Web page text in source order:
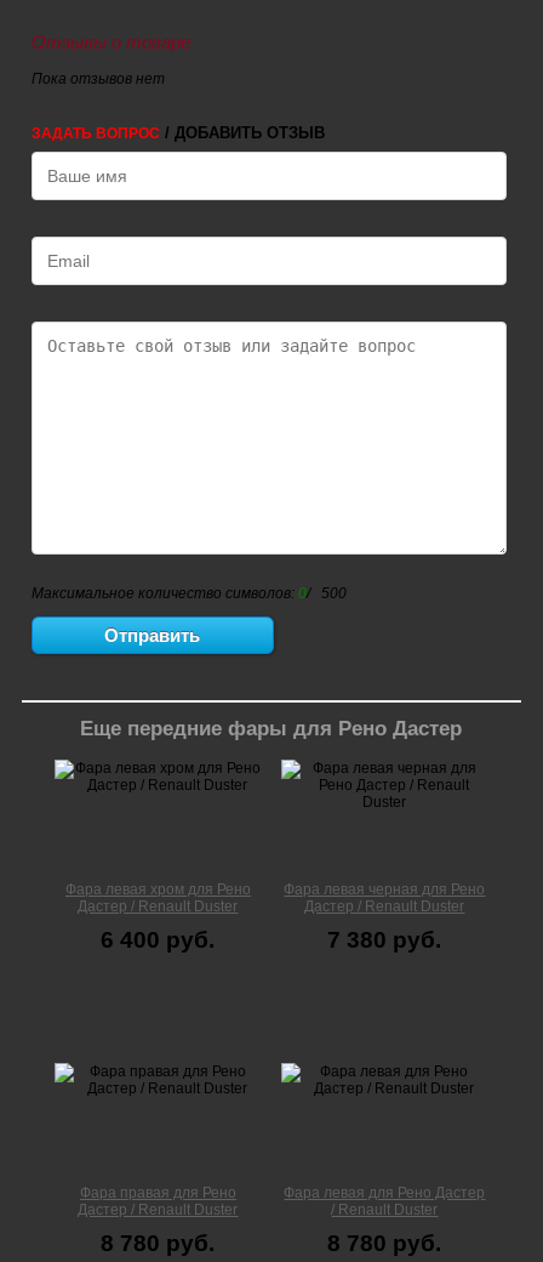
Отзывы о товаре
Пока отзывов нет
ЗАДАТЬ ВОПРОС / ДОБАВИТЬ ОТЗЫВ
Максимальное количество символов: 0/ 500
Еще передние фары для Рено Дастер
Фара левая хром для Рено
Дастер / Renault Duster
6 400 руб.
Фара левая черная для Рено
Дастер / Renault Duster
7 380 руб.
Фара правая для Рено
Дастер / Renault Duster
8 780 руб.
Фара левая для Рено Дастер
/ Renault Duster
8 780 руб.